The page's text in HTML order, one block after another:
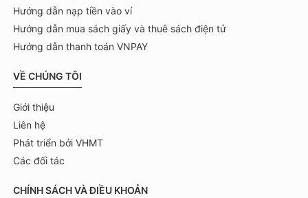
Hướng dẫn nạp tiền vào ví
Hướng dẫn mua sách giấy và thuê sách điện tử
Hướng dẫn thanh toán VNPAY
VỀ CHÚNG TÔI
Giới thiệu
Liên hệ
Phát triển bởi VHMT
Các đối tác
CHÍNH SÁCH VÀ ĐIỀU KHOẢN